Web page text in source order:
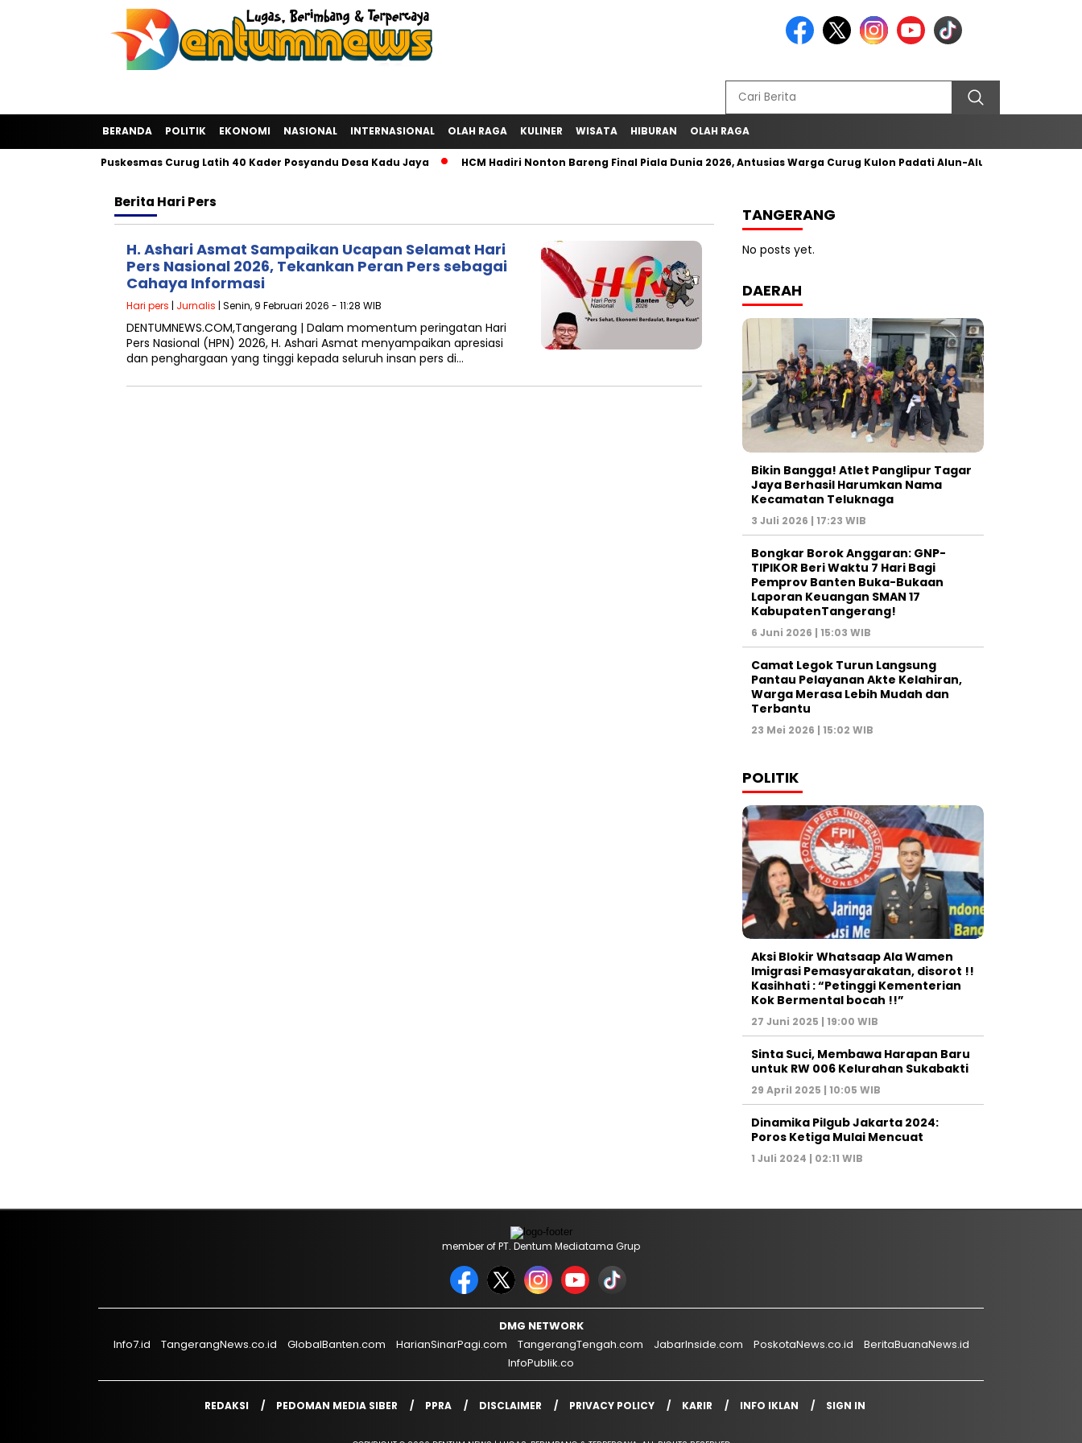
BERANDA POLITIK EKONOMI NASIONAL INTERNASIONAL OLAH RAGA KULINER WISATA HIBURAN OLAH RAGA
Group dan Puskesmas Curug Latih 40 Kader Posyandu Desa Kadu Jaya‎ HCM Hadiri Nonton Bareng Final Piala Dunia 2026, Antusias Warga Curug Kulon Padati Alun-Alun Curug
Berita Hari Pers
‎H. Ashari Asmat Sampaikan Ucapan Selamat Hari
Pers Nasional 2026, Tekankan Peran Pers sebagai
Cahaya Informasi‎
Hari pers | Jurnalis | Senin, 9 Februari 2026 - 11:28 WIB
DENTUMNEWS.COM,Tangerang | Dalam momentum peringatan Hari
Pers Nasional (HPN) 2026, H. Ashari Asmat menyampaikan apresiasi
dan penghargaan yang tinggi kepada seluruh insan pers di…
TANGERANG
No posts yet.
DAERAH
Bikin Bangga! Atlet Panglipur Tagar
Jaya Berhasil Harumkan Nama
Kecamatan Teluknaga
3 Juli 2026 | 17:23 WIB
Bongkar Borok Anggaran: GNP-
TIPIKOR Beri Waktu 7 Hari Bagi
Pemprov Banten Buka-Bukaan
Laporan Keuangan SMAN 17
KabupatenTangerang!
6 Juni 2026 | 15:03 WIB
‎Camat Legok Turun Langsung
Pantau Pelayanan Akte Kelahiran,
Warga Merasa Lebih Mudah dan
Terbantu‎
23 Mei 2026 | 15:02 WIB
POLITIK
Aksi Blokir Whatsaap Ala Wamen
Imigrasi Pemasyarakatan, disorot !!
Kasihhati : “Petinggi Kementerian
Kok Bermental bocah !!”
27 Juni 2025 | 19:00 WIB
Sinta Suci, Membawa Harapan Baru
untuk RW 006 Kelurahan Sukabakti
29 April 2025 | 10:05 WIB
Dinamika Pilgub Jakarta 2024:
Poros Ketiga Mulai Mencuat
1 Juli 2024 | 02:11 WIB
member of PT. Dentum Mediatama Grup
DMG NETWORK
Info7.id
TangerangNews.co.id GlobalBanten.com HarianSinarPagi.com TangerangTengah.com JabarInside.com PoskotaNews.co.id
BeritaBuanaNews.id
InfoPublik.co
REDAKSI PEDOMAN MEDIA SIBER PPRA DISCLAIMER PRIVACY POLICY KARIR INFO IKLAN SIGN IN